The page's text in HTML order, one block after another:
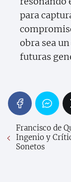
para
obra sea
futuras
Francisco de
Ingenio y
Sonetos